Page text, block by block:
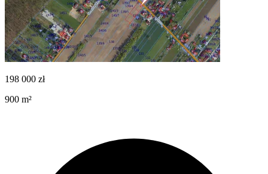
198 000 zł
900 m²